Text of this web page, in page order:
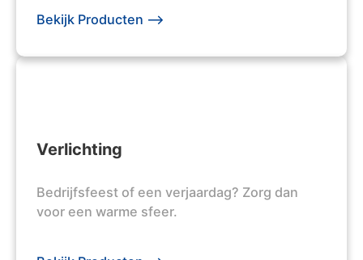
Bekijk Producten -->
Verlichting
Bedrijfsfeest of een verjaardag? Zorg dan
voor een warme sfeer.